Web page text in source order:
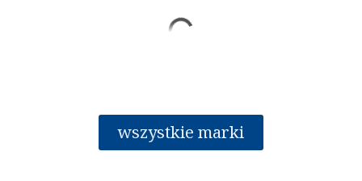
wszystkie marki